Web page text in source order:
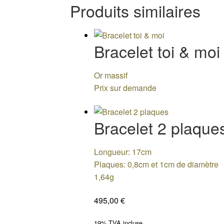
Produits similaires
Bracelet toi & moi
Or massif
Prix sur demande
Bracelet 2
Longueur: 17cm
Plaques: 0,8cm et 1cm de diamètre
1,64g
495,00€